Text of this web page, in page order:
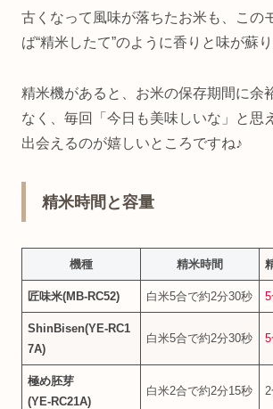
古くなって風味が落ちたお米も、この
ば“精米したて”のように香りと味が蘇り
精米機があると、お米の保存期間に余
なく、毎回「今日も美味しいな」と思
出会えるのが嬉しいところですね♪
精米時間と容量
機種 精米時間
匠味米(MB‑RC52) 白米5合で約2分30秒
ShinBisen(YE‑RC1
7A)
白米5合で約2分30秒
極め胚芽
(YE‑RC21A)
白米2合で約2分15秒